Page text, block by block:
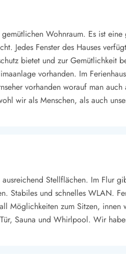
Wohnraum. Es ist
Jedes Fenster des Hauses
bietet und zur Gemütlichkeit
vorhanden. Im
vorhanden worauf man auch
wir als Menschen, als auch
Stellflächen. Im Flur
Stabiles und schnelles WLAN.
Möglichkeiten zum Sitzen, innen
Sauna und Whirlpool. Wir